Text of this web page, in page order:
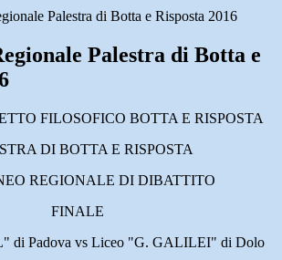
Palestra di Botta e Risposta 2016
Palestra di Botta e
DI BOTTA E RISPOSTA
REGIONALE DI DIBATTITO
FINALE
di Padova vs Liceo "G. GALILEI" di Dolo